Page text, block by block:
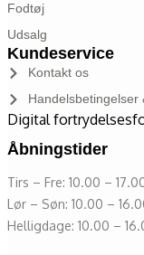
Fodtøj
Udsalg
Kundeservice
Kontakt os
Handelsbetingelser
Digital
Åbningstider
Tirs – Fre: 10.00 –
Lør – Søn: 10.00 –
Helligdage: 10.00 –